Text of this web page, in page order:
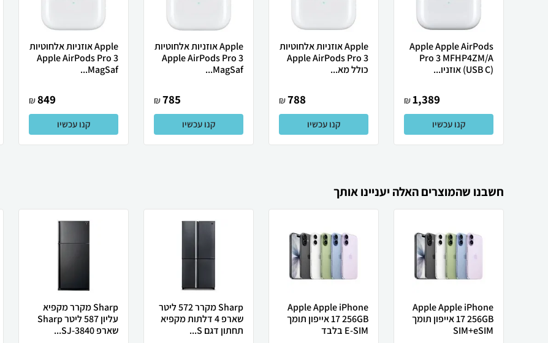
Apple Apple AirPods
Pro 3 MFHP4ZM/A
(USB C) אוזניו...
1,389
₪
קנו עכשיו
Apple אוזניות אלחוטיות
Apple AirPods Pro 3
כולל מא...
788
₪
קנו עכשיו
Apple אוזניות ‏אלחוטיות
Apple AirPods Pro 3
MagSaf...
785
₪
קנו עכשיו
Apple אוזניות ‏אלחוטיות
Apple AirPods Pro 3
MagSaf...
849
₪
קנו עכשיו
חשבנו שהמוצרים האלה יעניינו אותך
Apple Apple iPhone
17 256GB אייפון תומך
SIM+eSIM
Apple Apple iPhone
17 256GB אייפון תומך
E-SIM בלבד
Sharp מקרר 572 ליטר
שארפ 4 דלתות מקפיא
תחתון דגם S...
Sharp מקרר מקפיא
עליון 587 ליטר Sharp
שארפ SJ-3840...